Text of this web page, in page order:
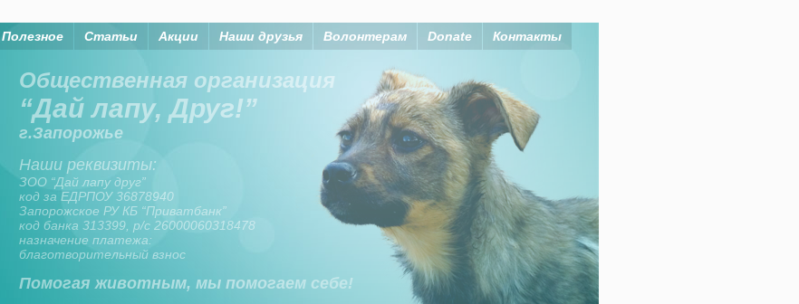
Полезное Статьи Акции Наши друзья Волонтерам Donate Контакты
Помогая животным, мы помогаем себе!
Организация “Дай лапу, друг” существует на
средства членов организаци, а также
неравнодушных горожан